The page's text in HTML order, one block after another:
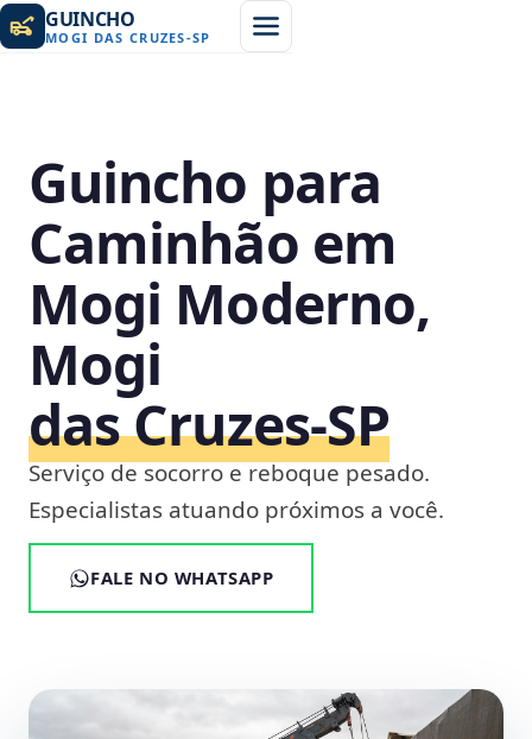
GUINCHO
MOGI DAS CRUZES-SP
Guincho para
Caminhão em
Mogi Moderno,
Mogi
das Cruzes‑SP
Serviço de socorro e reboque pesado.
Especialistas atuando próximos a você.
FALE NO WHATSAPP